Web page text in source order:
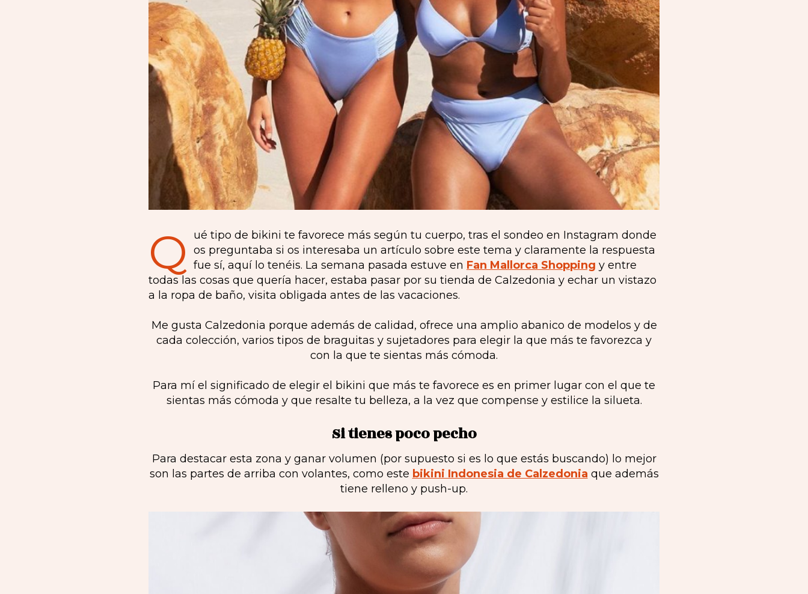
Q
ué tipo de bikini te favorece más según tu cuerpo, tras el sondeo en Instagram donde
os preguntaba si os interesaba un artículo sobre este tema y claramente la respuesta
fue sí, aquí lo tenéis. La semana pasada estuve en Fan Mallorca Shopping y entre
todas las cosas que quería hacer, estaba pasar por su tienda de Calzedonia y echar un vistazo
a la ropa de baño, visita obligada antes de las vacaciones.
Me gusta Calzedonia porque además de calidad, ofrece una amplio abanico de modelos y de
cada colección, varios tipos de braguitas y sujetadores para elegir la que más te favorezca y
con la que te sientas más cómoda.
Para mí el significado de elegir el bikini que más te favorece es en primer lugar con el que te
sientas más cómoda y que resalte tu belleza, a la vez que compense y estilice la silueta.
Si tienes poco pecho
Para destacar esta zona y ganar volumen (por supuesto si es lo que estás buscando) lo mejor
son las partes de arriba con volantes, como este bikini Indonesia de Calzedonia que además
tiene relleno y push-up.